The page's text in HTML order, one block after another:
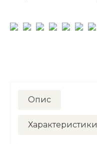
Опис
Характеристики